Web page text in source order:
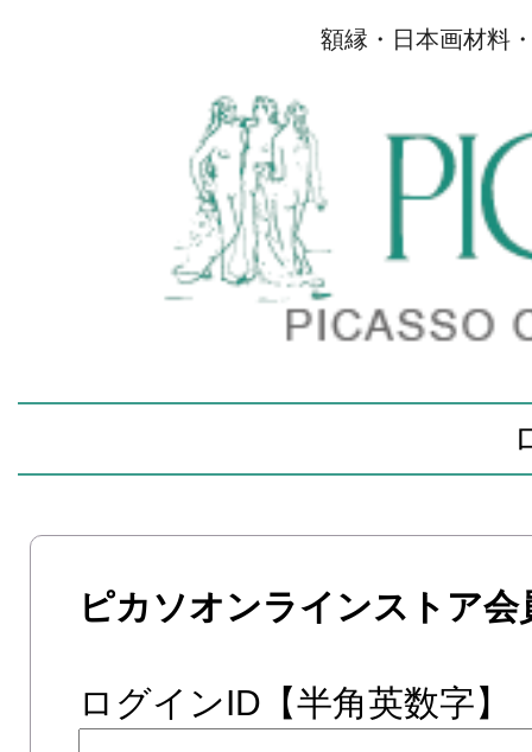
額縁・日本画材料
ピカソオンラインストア会
ログインID【半角英数字】